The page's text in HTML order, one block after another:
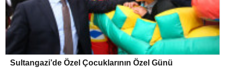
Sultangazi’de Özel Çocuklarının Özel Günü